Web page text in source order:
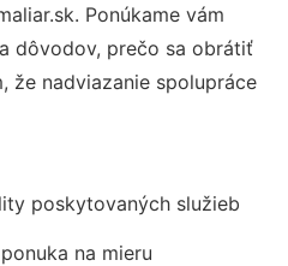
Ponúkame vám
dôvodov, prečo sa obrátiť
že nadviazanie spolupráce
poskytovaných služieb
na mieru